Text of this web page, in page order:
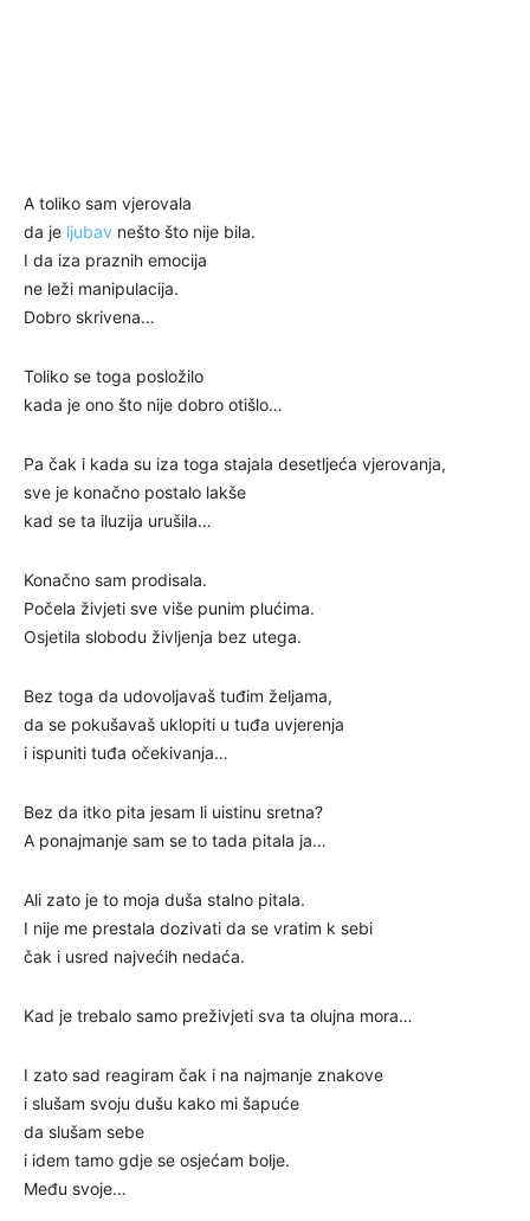
A toliko sam vjerovala
da je ljubav nešto što nije bila.
I da iza praznih emocija
ne leži manipulacija.
Dobro skrivena…
Toliko se toga posložilo
kada je ono što nije dobro otišlo…
Pa čak i kada su iza toga stajala desetljeća vjerovanja,
sve je konačno postalo lakše
kad se ta iluzija urušila…
Konačno sam prodisala.
Počela živjeti sve više punim plućima.
Osjetila slobodu življenja bez utega.
Bez toga da udovoljavaš tuđim željama,
da se pokušavaš uklopiti u tuđa uvjerenja
i ispuniti tuđa očekivanja…
Bez da itko pita jesam li uistinu sretna?
A ponajmanje sam se to tada pitala ja…
Ali zato je to moja duša stalno pitala.
I nije me prestala dozivati da se vratim k sebi
čak i usred najvećih nedaća.
Kad je trebalo samo preživjeti sva ta olujna mora…
I zato sad reagiram čak i na najmanje znakove
i slušam svoju dušu kako mi šapuće
da slušam sebe
i idem tamo gdje se osjećam bolje.
Među svoje…